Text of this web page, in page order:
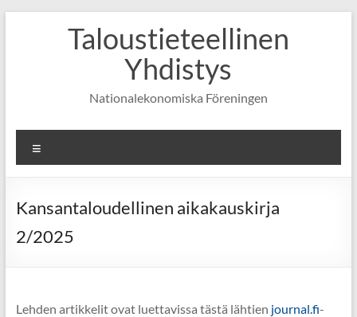
Taloustieteellinen
Yhdistys
Nationalekonomiska Föreningen
Kansantaloudellinen aikakauskirja
2/2025
Lehden artikkelit ovat luettavissa tästä lähtien journal.fi-